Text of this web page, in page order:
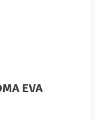
EVA